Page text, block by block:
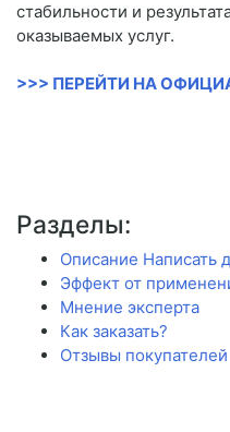
стабильности и
оказываемых услуг.
>>> ПЕРЕЙТИ НА
Разделы:
Описание Написать
Эффект от
Мнение эксперта
Как заказать?
Отзывы покупателей